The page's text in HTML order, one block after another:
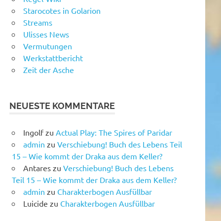
Starocotes in Golarion
Streams
Ulisses News
Vermutungen
Werkstattbericht
Zeit der Asche
NEUESTE KOMMENTARE
Ingolfzu Actual Play: The Spires of Paridar
admin zu Verschiebung! Buch des Lebens Teil
15 – Wie kommt der Draka aus dem Keller?
Antares zu Verschiebung! Buch des Lebens
Teil 15 – Wie kommt der Draka aus dem Keller?
admin zu Charakterbogen Ausfüllbar
Luicide zu Charakterbogen Ausfüllbar